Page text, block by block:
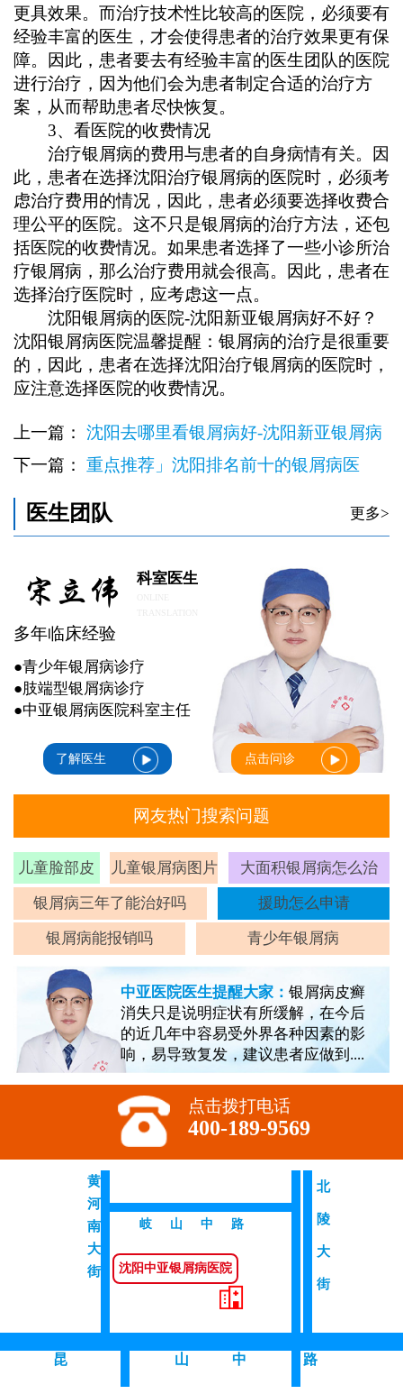
更具效果。而治疗技术性比较高的医院，必须要有
经验丰富的医生，才会使得患者的治疗效果更有保
障。因此，患者要去有经验丰富的医生团队的医院
进行治疗，因为他们会为患者制定合适的治疗方
案，从而帮助患者尽快恢复。
3、看医院的收费情况
治疗银屑病的费用与患者的自身病情有关。因
此，患者在选择沈阳治疗银屑病的医院时，必须考
虑治疗费用的情况，因此，患者必须要选择收费合
理公平的医院。这不只是银屑病的治疗方法，还包
括医院的收费情况。如果患者选择了一些小诊所治
疗银屑病，那么治疗费用就会很高。因此，患者在
选择治疗医院时，应考虑这一点。
沈阳银屑病的医院-沈阳新亚银屑病好不好？
沈阳银屑病医院温馨提醒：银屑病的治疗是很重要
的，因此，患者在选择沈阳治疗银屑病的医院时，
应注意选择医院的收费情况。
上一篇： 沈阳去哪里看银屑病好-沈阳新亚银屑病
医院好吗
下一篇： 重点推荐」沈阳排名前十的银屑病医
院：沈阳银银屑病的医院
医生团队 更多>
科室医生
多年临床经验
●青少年银屑病诊疗
●肢端型银屑病诊疗
●中亚银屑病医院科室主任
了解医生 点击问诊
网友热门搜索问题
儿童脸部皮
癣
儿童银屑病图片 大面积银屑病怎么治
银屑病三年了能治好吗 援助怎么申请
银屑病能报销吗 青少年银屑病
中亚医院医生提醒大家：银屑病皮癣
消失只是说明症状有所缓解，在今后
的近几年中容易受外界各种因素的影
响，易导致复发，建议患者应做到....
点击拨打电话
400-189-9569
黄
河
南
大
街
沈阳中亚银屑病医院
岐山中路
北
陵
大
街
昆 山 中 路